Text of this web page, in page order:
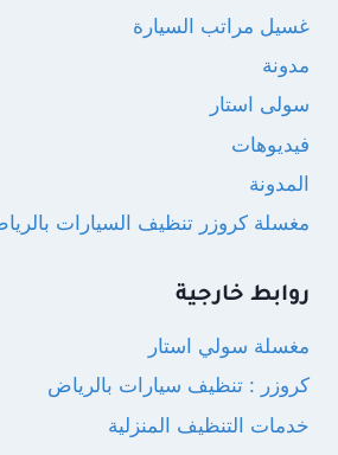
غسيل مراتب السيارة
مدونة
سولى استار
فيديوهات
المدونة
مغسلة كروزر تنظيف السيارات
روابط خارجية
مغسلة سولي استار
كروزر : تنظيف سيارات بالرياض
خدمات التنظيف المنزلية